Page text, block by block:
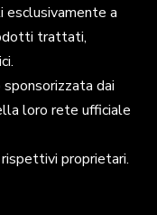
a
trattati,
sponsorizzata dai
loro rete ufficiale
proprietari.